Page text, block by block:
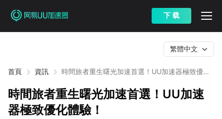
下 载
首頁 資訊
時間旅者重生曙光加速首選！UU加速器極致優化
繁體中文
時間旅者重生曙光加速首選！UU加速
器極致優化體驗！